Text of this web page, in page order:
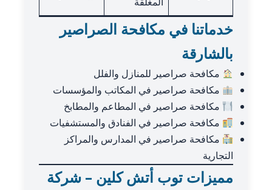
خدماتنا في مكافحة الصراصير
بالشارقة
مكافحة صراصير للمنازل والفلل
مكافحة صراصير في المكاتب والمؤسسات
مكافحة صراصير في المطاعم والمطابخ
مكافحة صراصير في الفنادق والمستشفيات
مكافحة صراصير في المدارس والمراكز
التجارية
مميزات توب أتش كلين – شركة